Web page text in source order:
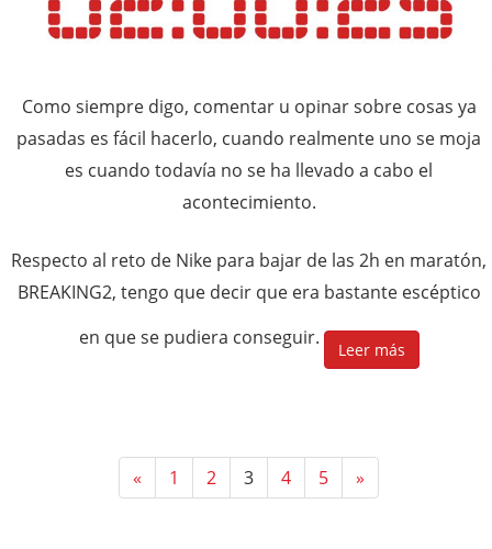
Como siempre digo, comentar u opinar sobre cosas ya
pasadas es fácil hacerlo, cuando realmente uno se moja
es cuando todavía no se ha llevado a cabo el
acontecimiento.
Respecto al reto de Nike para bajar de las 2h en maratón,
BREAKING2, tengo que decir que era bastante escéptico
en que se pudiera conseguir.
Leer más
« 1 2 3 4 5 »